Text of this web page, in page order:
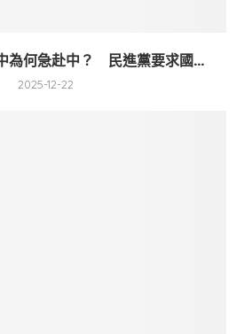
為何急赴中？ 民進黨要求國...
2025-12-22